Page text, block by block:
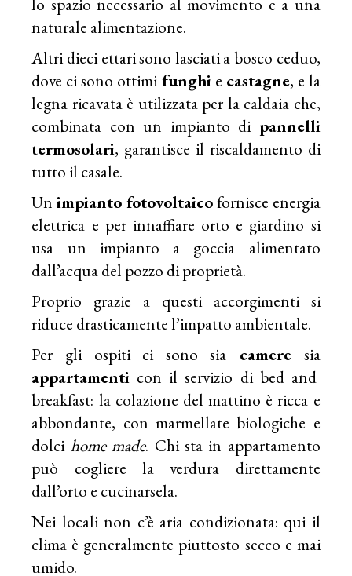
naturale alimentazione.
Altri dieci ettari sono lasciati a bosco ceduo,
dove ci sono ottimifunghie castagne, e la
legna ricavata è utilizzata per la caldaia che,
combinata con un impianto di pannelli
termosolari, garantisce il riscaldamento di
tutto il casale.
Unimpianto fotovoltaicofornisce energia
elettrica e per innaffiare orto e giardino si
usa un impianto a goccia alimentato
dall’acqua del pozzo di proprietà.
Proprio grazie a questi accorgimenti si
riduce drasticamente l’impatto ambientale.
Per gli ospiti ci sono sia camere sia
appartamenti con il servizio di bed and
breakfast: la colazione del mattino è ricca e
abbondante, con marmellate biologiche e
dolci home made. Chi sta in appartamento
può cogliere la verdura direttamente
dall’orto e cucinarsela.
Nei locali non c’è aria condizionata: qui il
clima è generalmente piuttosto secco e mai
umido.